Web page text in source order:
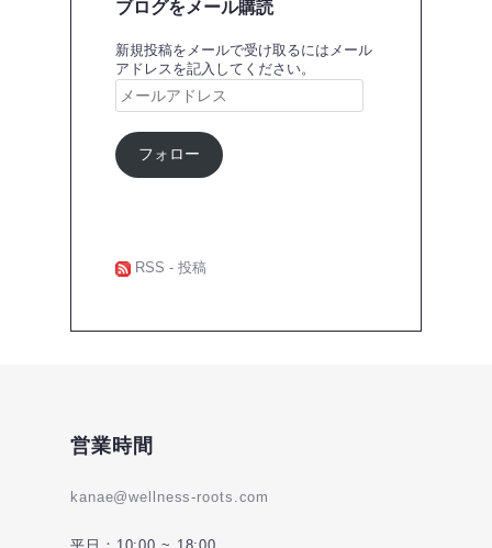
ブログをメール購読
新規投稿をメールで受け取るにはメール
アドレスを記入してください。
ー
ア
ド
レ
フォロー
RSS - 投稿
営業時間
kanae@wellness-roots.com